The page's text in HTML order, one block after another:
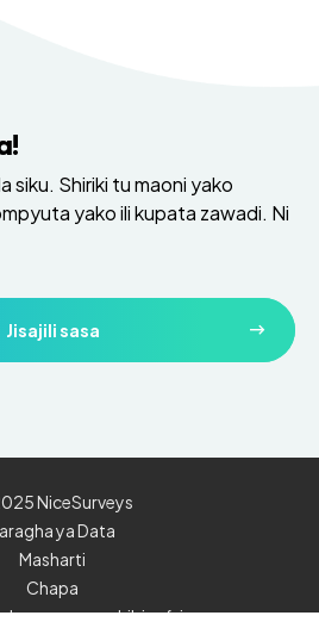
siku. Shiriki tu maoni yako
yako ili kupata zawadi. Ni
Jisajili sasa
NiceSurveys
ya Data
Masharti
Chapa
yangu ya kibinafsi